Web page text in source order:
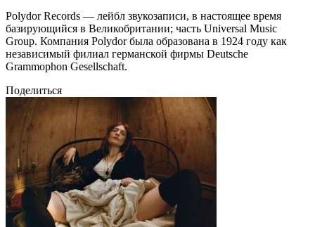
Polydor Records — лейбл звукозаписи, в настоящее время
базирующийся в Великобритании; часть Universal Music
Group. Компания Polydor была образована в 1924 году как
независимый филиал германской фирмы Deutsche
Grammophon Gesellschaft.
Поделиться